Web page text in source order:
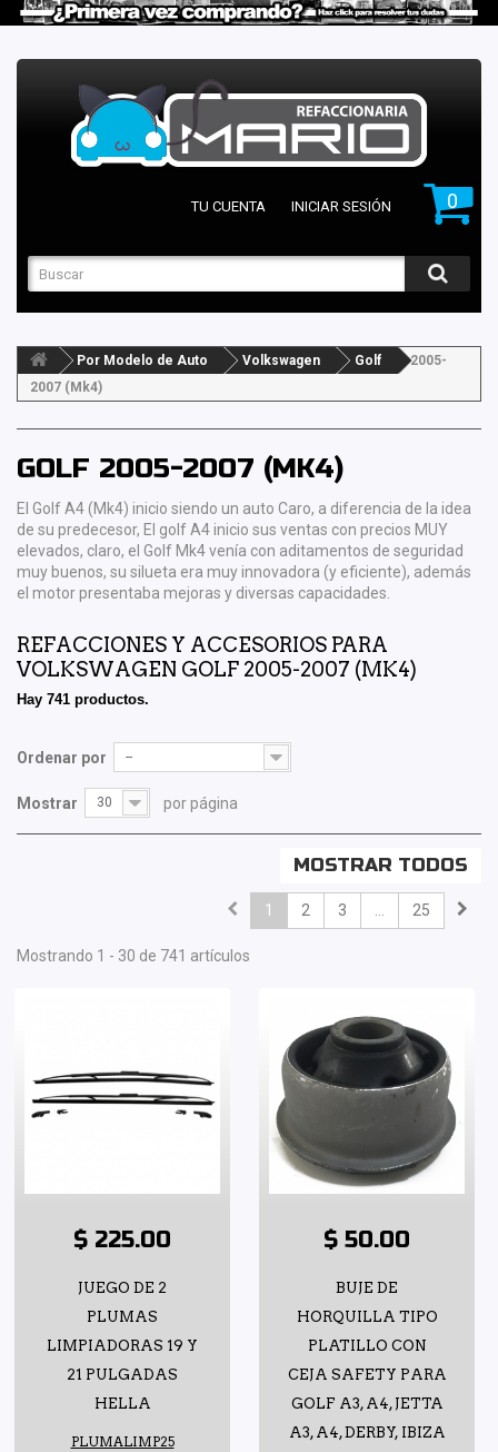
0
TU CUENTA INICIAR SESIÓN
Por Modelo de Auto Volkswagen Golf
2005-
2007 (Mk4)
GOLF 2005-2007 (MK4)
El Golf A4 (Mk4) inicio siendo un auto Caro, a diferencia de la idea
de su predecesor, El golf A4 inicio sus ventas con precios MUY
elevados, claro, el Golf Mk4 venía con aditamentos de seguridad
muy buenos, su silueta era muy innovadora (y eficiente), además
el motor presentaba mejoras y diversas capacidades.
REFACCIONES Y ACCESORIOS PARA
VOLKSWAGEN GOLF 2005-2007 (MK4)
Hay 741 productos.
Ordenar por --
Mostrar 30 por página
MOSTRAR TODOS
1 2 3 ... 25
Mostrando 1 - 30 de 741 artículos
$ 225.00
JUEGO DE 2
PLUMAS
LIMPIADORAS 19 Y
21 PULGADAS
HELLA
PLUMALIMP25
$ 50.00
BUJE DE
HORQUILLA TIPO
PLATILLO CON
CEJA SAFETY PARA
GOLF A3, A4, JETTA
A3, A4, DERBY, IBIZA